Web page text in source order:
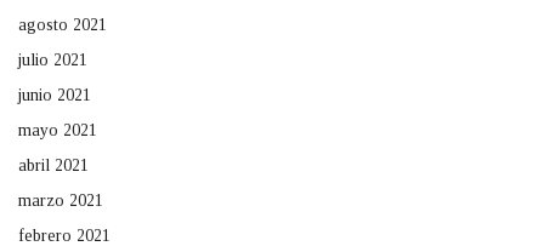
agosto 2021
julio 2021
junio 2021
mayo 2021
abril 2021
marzo 2021
febrero 2021